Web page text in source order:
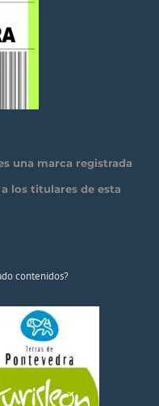
una marca registrada
los titulares de esta
contenidos?